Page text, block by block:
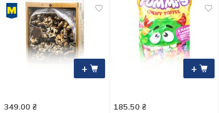
+
349.00 ₴
+
185.50 ₴